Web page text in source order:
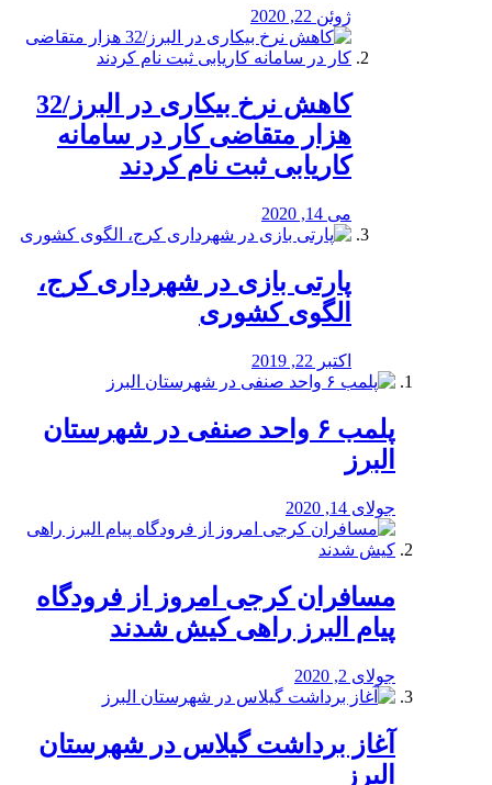
ژوئن 22, 2020
کاهش نرخ بیکاری در البرز/32
هزار متقاضی کار در سامانه
کاریابی ثبت نام کردند
می 14, 2020
پارتی بازی در شهرداری کرج،
الگوی کشوری
اکتبر 22, 2019
پلمب ۶ واحد صنفی در شهرستان
البرز
جولای 14, 2020
مسافران کرجی امروز از فرودگاه
پیام البرز راهی کیش شدند
جولای 2, 2020
آغاز برداشت گیلاس در شهرستان
البرز